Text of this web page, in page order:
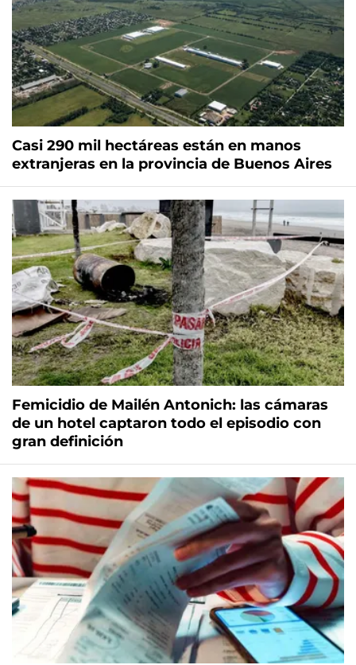
Casi 290 mil hectáreas están en manos
extranjeras en la provincia de Buenos Aires
Femicidio de Mailén Antonich: las cámaras
de un hotel captaron todo el episodio con
gran definición